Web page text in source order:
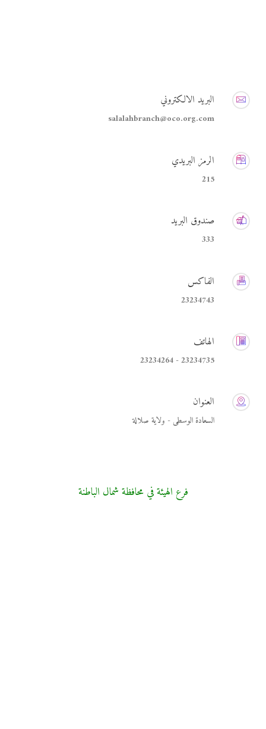
البريد الالكتروني
salalahbranch@oco.org.com
الرمز البريدي
215
صندوق البريد
333
الفاكس
23234743
الهاتف
23234735 - 23234264
العنوان
السعادة الوسطى - ولاية صلالة
فرع الهيئة في محافظة شمال الباطنة